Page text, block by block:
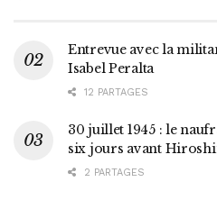
Entrevue avec la
Isabel Peralta
12 PARTAGES
30 juillet 1945 : le
six jours avant
2 PARTAGES